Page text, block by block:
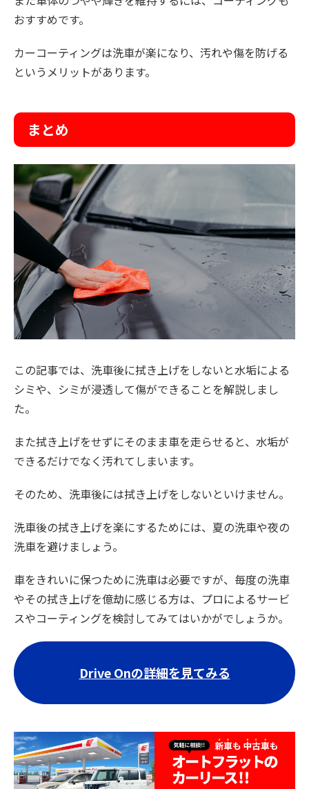
おすすめです。
カーコーティングは洗車が楽になり、汚れや傷を防げる
というメリットがあります。
まとめ
この記事では、洗車後に拭き上げをしないと水垢による
シミや、シミが浸透して傷ができることを解説しまし
た。
また拭き上げをせずにそのまま車を走らせると、水垢が
できるだけでなく汚れてしまいます。
そのため、洗車後には拭き上げをしないといけません。
洗車後の拭き上げを楽にするためには、夏の洗車や夜の
洗車を避けましょう。
車をきれいに保つために洗車は必要ですが、毎度の洗車
やその拭き上げを億劫に感じる方は、プロによるサービ
スやコーティングを検討してみてはいかがでしょうか。
Drive Onの詳細を見てみる